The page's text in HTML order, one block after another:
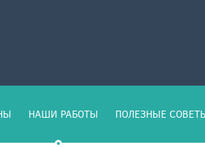
НАШИ РАБОТЫ ПОЛЕЗНЫЕ